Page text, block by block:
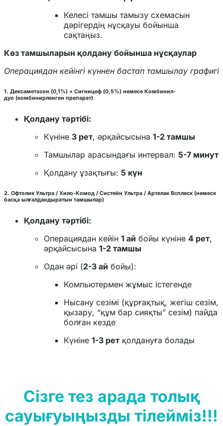
Келесі тамшы тамызу схемасын
дәрігердің нұсқауы бойынша
сақтаңыз.
Көз тамшыларын қолдану бойынша нұсқаулар
Операциядан кейінгі күннен бастап тамшылау графигі
1. Дексаметазон (0,1%) + Сигницеф (0,5%) немесе Комбинил-
дуо (комбинирленген препарат)
Қолдану тәртібі:
Күніне 3 рет, әрқайсысына 1-2 тамшы
Тамшылар арасындағы интервал: 5-7 минут
Қолдану ұзақтығы: 5 күн
2. Офтолик Ультра / Хило-Комод / Систейн Ультра / Артелак Всплеск (немесе
басқа ылғалдандыратын тамшылар)
Қолдану тәртібі:
Операциядан кейін 1 ай бойы күніне 4 рет,
әрқайсысына 1-2 тамшы
Одан әрі (2-3 ай бойы):
Компьютермен жұмыс істегенде
Нысану сезімі (құрғақтық, жегіш сезім,
қызару, “құм бар сияқты” сезім) пайда
болған кезде
Күніне 1-3 рет қолдануға болады
Сізге тез арада толық
сауығуыңызды тілейміз!!!